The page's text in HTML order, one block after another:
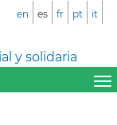
y solidaria
en es fr pt it